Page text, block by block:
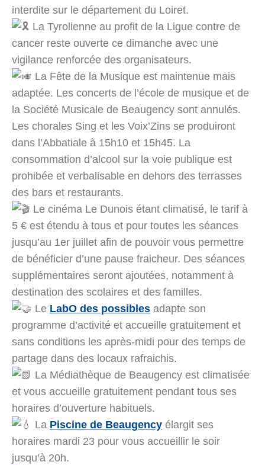
interdite sur le département du Loiret.
La Tyrolienne au profit de la Ligue contre de
cancer reste ouverte ce dimanche avec une
vigilance renforcée des organisateurs.
La Fête de la Musique est maintenue mais
adaptée. Les concerts de l’école de musique et de
la Société Musicale de Beaugency sont annulés.
Les chorales Sing et les Voix’Zins se produiront
dans l’Abbatiale à 15h10 et 15h45. La
consommation d’alcool sur la voie publique est
prohibée et verbalisable en dehors des terrasses
des bars et restaurants.
Le cinéma Le Dunois étant climatisé, le tarif à
5 € est étendu à tous et pour toutes les séances
jusqu’au 1er juillet afin de pouvoir vous permettre
de bénéficier d’une pause fraicheur. Des séances
supplémentaires seront ajoutées, notamment à
destination des scolaires et des familles.
Le LabO des possibles adapte son
programme d’activité et accueille gratuitement et
sans conditions les après-midi pour des temps de
partage dans des locaux rafraichis.
La Médiathèque de Beaugency est climatisée
et vous accueille gratuitement pendant tous ses
horaires d’ouverture habituels.
La Piscine de Beaugency élargit ses
horaires mardi 23 pour vous accueillir le soir
jusqu’à 20h.